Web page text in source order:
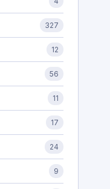
327
12
56
11
17
24
9